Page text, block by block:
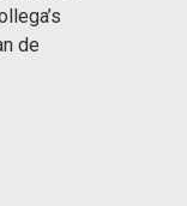
de